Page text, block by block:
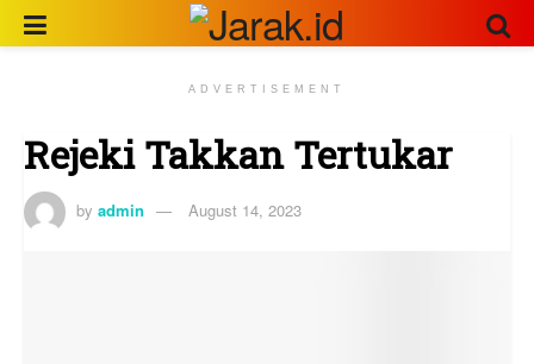
ADVERTISEMENT
Rejeki Takkan Tertukar
by admin August 14, 2023